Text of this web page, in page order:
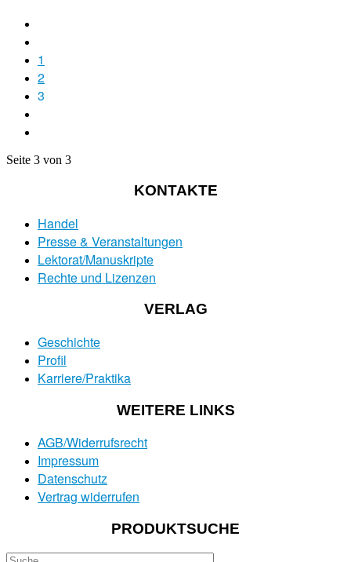
1
2
3
Seite 3 von 3
KONTAKTE
Handel
Presse & Veranstaltungen
Lektorat/Manuskripte
Rechte und Lizenzen
VERLAG
Geschichte
Profil
Karriere/Praktika
WEITERE LINKS
AGB/Widerrufsrecht
Impressum
Datenschutz
Vertrag widerrufen
PRODUKTSUCHE